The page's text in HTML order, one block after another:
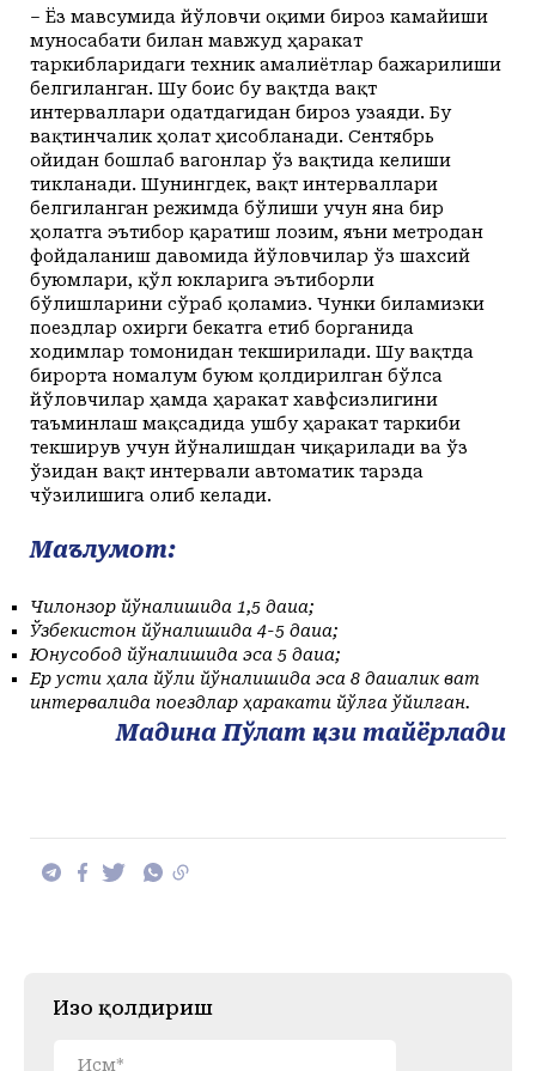
– Ёз мавсумида йўловчи оқими бироз камайиши
муносабати билан мавжуд ҳаракат
таркибларидаги техник амалиётлар бажарилиши
белгиланган. Шу боис бу вақтда вақт
интерваллари одатдагидан бироз узаяди. Бу
вақтинчалик ҳолат ҳисобланади. Сентябрь
ойидан бошлаб вагонлар ўз вақтида келиши
тикланади. Шунингдек, вақт интерваллари
белгиланган режимда бўлиши учун яна бир
ҳолатга эътибор қаратиш лозим, яъни метродан
фойдаланиш давомида йўловчилар ўз шахсий
буюмлари, қўл юкларига эътиборли
бўлишларини сўраб қоламиз. Чунки биламизки
поездлар охирги бекатга етиб борганида
ходимлар томонидан текширилади. Шу вақтда
бирорта номалум буюм қолдирилган бўлса
йўловчилар ҳамда ҳаракат хавфсизлигини
таъминлаш мақсадида ушбу ҳаракат таркиби
текширув учун йўналишдан чиқарилади ва ўз
ўзидан вақт интервали автоматик тарзда
чўзилишига олиб келади.
Маълумот:
Чилонзор йўналишида 1,5 дақиқа;
Ўзбекистон йўналишида 4-5 дақиқа;
Юнусобод йўналишида эса 5 дақиқа;
Ер усти ҳалқа йўли йўналишида эса 8 дақиқалик вақт
интервалида поездлар ҳаракати йўлга қўйилган.
Мадина Пўлат қизи тайёрлади
Изоҳ қолдириш